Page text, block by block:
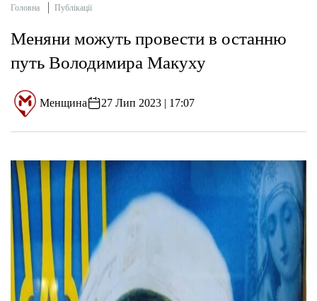
Головна Публікації
Меняни можуть провести в останню
путь Володимира Макуху
Менщина 27 Лип 2023 | 17:07